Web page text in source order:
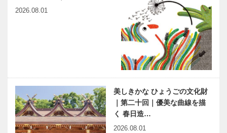
ＥＣＴ｜期間
： 9月4日
（水）～24
日（火…
神戸偉人伝外伝 ～知られ
ざる偉業～（53）前編
井上靖
映画をかんが
える ｜
vol.42 ｜ 井
筒 和幸
連載 教えて
多田先生! 素
2026.08.01
美しきかな ひょうごの文化財
｜第二十回｜優美な曲線を描
く 春日造…
2026.08.01